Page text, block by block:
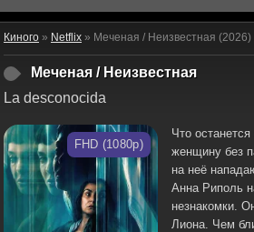
Киного » Netflix » Меченая / Неизвестная (2026)
Меченая / Неизвестная
La desconocida
FHD (1080p)
Что
женщину без
на неё
Анна Риполь
незнакомки.
Лиона. Чем